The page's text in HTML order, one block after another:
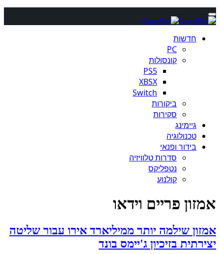
חדשות
PC
קונסולות
PS5
XBSX
Switch
ביקורות
סקירות
גיימינג
טכנולוגיה
בידור ופנאי
סדרות טלוויזיה
נטפליקס
קולנוע
אמזון פריים וידאו
אמזון שילמה יותר ממיליארד אירו עבור שליטה
יצירתית בזיכיון ג'יימס בונד